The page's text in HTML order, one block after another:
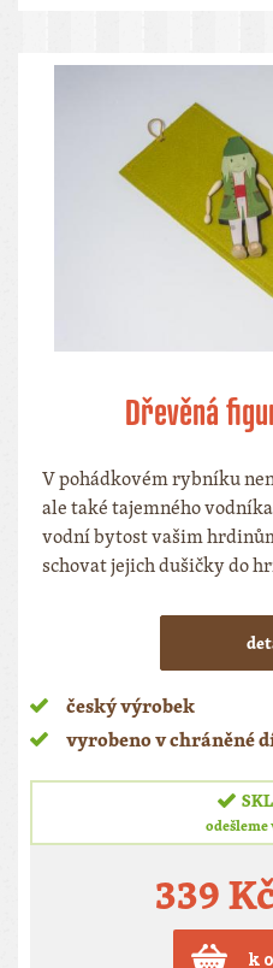
Dřevěná
V pohádkovém rybníku
ale také tajemného
vodní bytost vašim
schovat jejich dušičky do
český výrobek
vyrobeno v chráněné
339